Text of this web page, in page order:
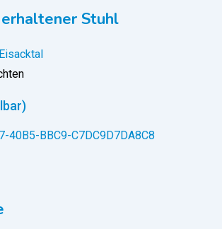
Stuhl
Eisacktal